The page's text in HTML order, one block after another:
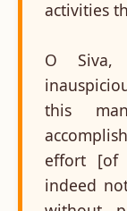
activities
O
this
effort [of
indeed